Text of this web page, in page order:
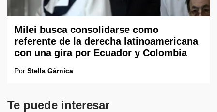
Milei busca consolidarse como
referente de la derecha latinoamericana
con una gira por Ecuador y Colombia
Por Stella Gárnica
Te puede interesar